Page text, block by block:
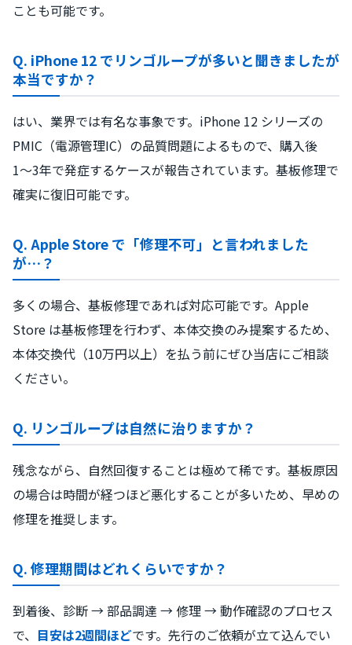
ことも可能です。
Q. iPhone 12 でリンゴループが多いと聞きましたが
本当ですか？
はい、業界では有名な事象です。iPhone 12 シリーズの
PMIC（電源管理IC）の品質問題によるもので、購入後
1〜3年で発症するケースが報告されています。基板修理で
確実に復旧可能です。
Q. Apple Store で「修理不可」と言われました
が…？
多くの場合、基板修理であれば対応可能です。Apple
Store は基板修理を行わず、本体交換のみ提案するため、
本体交換代（10万円以上）を払う前にぜひ当店にご相談
ください。
Q. リンゴループは自然に治りますか？
残念ながら、自然回復することは極めて稀です。基板原因
の場合は時間が経つほど悪化することが多いため、早めの
修理を推奨します。
Q. 修理期間はどれくらいですか？
到着後、診断 → 部品調達 → 修理 → 動作確認のプロセス
で、 目安は2週間ほどです。先行のご依頼が立て込んでい